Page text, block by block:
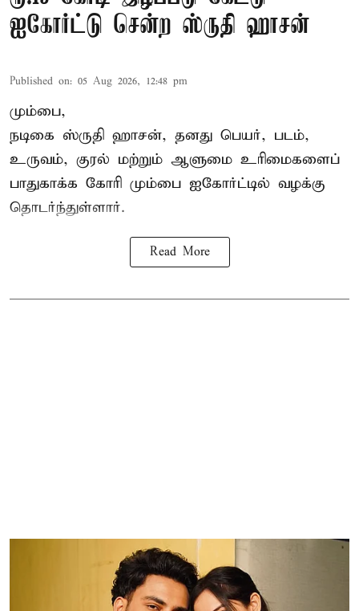
ஐகோர்ட்டு சென்ற ஸ்ருதி ஹாசன்
Published on: 05 Aug 2026, 12:48 pm
மும்பை,
நடிகை ஸ்ருதி ஹாசன், தனது பெயர், படம்,
உருவம், குரல் மற்றும் ஆளுமை உரிமைகளைப்
பாதுகாக்க கோரி மும்பை ஐகோர்ட்டில் வழக்கு
தொடர்ந்துள்ளார்.
Read More